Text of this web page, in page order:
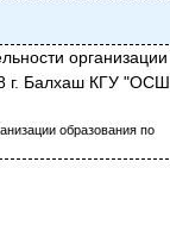
организации
г. Балхаш КГУ "ОСШ
образования по